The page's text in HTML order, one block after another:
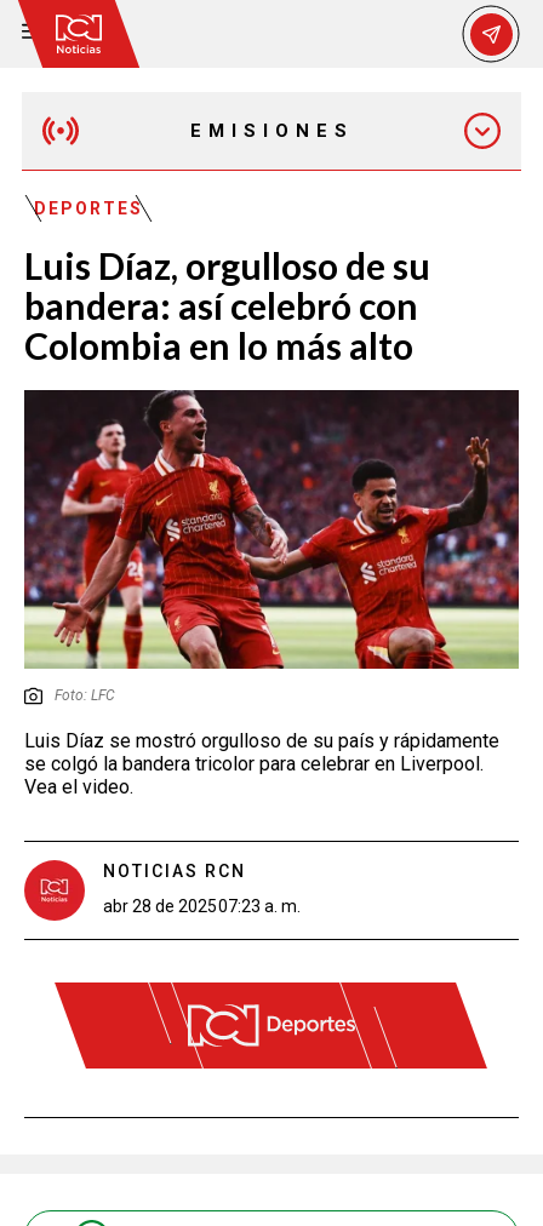
EMISIONES
EMISIÓN 12:30 PM
EMISIÓN 7:00 PM
EMISIÓN 11:30 PM
DEPORTES
Luis Díaz, orgulloso de su
bandera: así celebró con
Colombia en lo más alto
Foto: LFC
Luis Díaz se mostró orgulloso de su país y rápidamente
se colgó la bandera tricolor para celebrar en Liverpool.
Vea el video.
NOTICIAS RCN
abr 28 de 202507:23 a. m.